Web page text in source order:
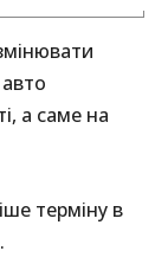
а саме на
терміну в